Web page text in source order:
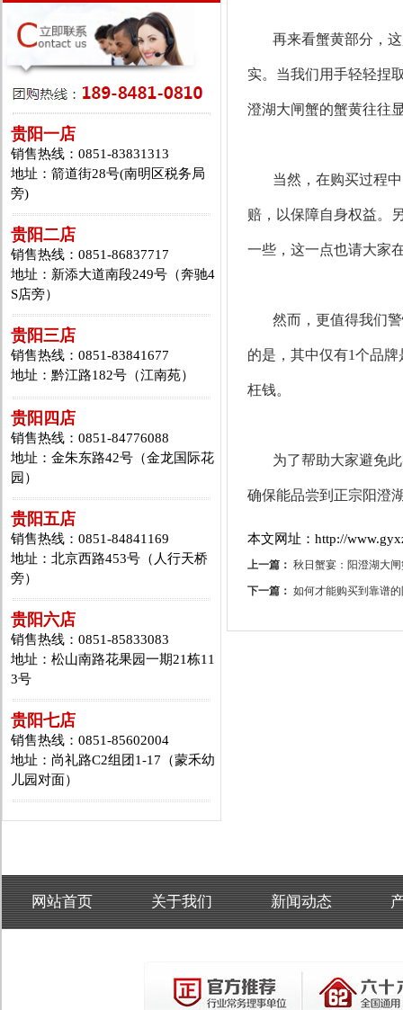
贵阳一店
销售热线：0851-83831313
地址：箭道街28号(南明区税务局
旁)
贵阳二店
销售热线：0851-86837717
地址：新添大道南段249号（奔驰4
S店旁）
贵阳三店
销售热线：0851-83841677
地址：黔江路182号（江南苑）
贵阳四店
销售热线：0851-84776088
地址：金朱东路42号（金龙国际花
园）
贵阳五店
销售热线：0851-84841169
地址：北京西路453号（人行天桥
旁）
贵阳六店
销售热线：0851-85833083
地址：松山南路花果园一期21栋11
3号
贵阳七店
销售热线：0851-85602004
地址：尚礼路C2组团1-17（蒙禾幼
儿园对面）
再来看蟹黄部分，
实。当我们用手轻轻捏
澄湖大闸蟹的蟹黄往往
当然，在购买过程
赔，以保障自身权益。
一些，这一点也请大家
然而，更值得我们
的是，其中仅有1个品
枉钱。
为了帮助大家避免
确保能品尝到正宗阳澄
本文网址：http://
上一篇： 秋日蟹宴：阳澄湖大
下一篇： 如何才能购买到靠谱
网站首页 关于我们 新闻动态